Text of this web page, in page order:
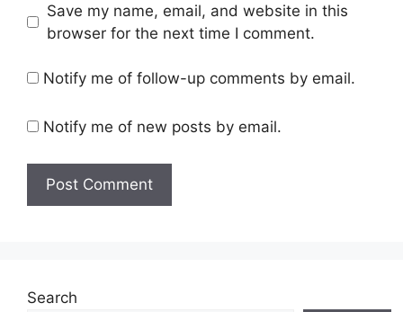
Save my name, email, and website in this
browser for the next time I comment.
Notify me of follow-up comments by email.
Notify me of new posts by email.
Search